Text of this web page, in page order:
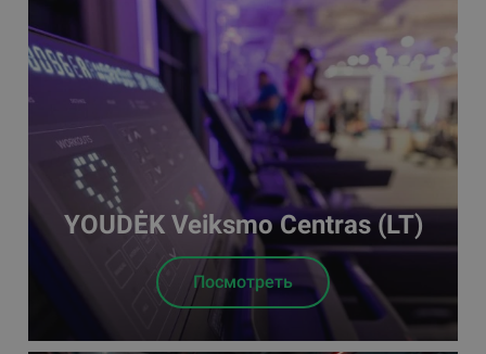
YOUDĖK Veiksmo Centras (LT)
Посмотреть